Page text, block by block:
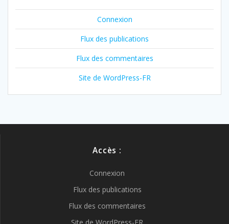
Connexion
Flux des publications
Flux des commentaires
Site de WordPress-FR
Accès :
Connexion
Flux des publications
Flux des commentaires